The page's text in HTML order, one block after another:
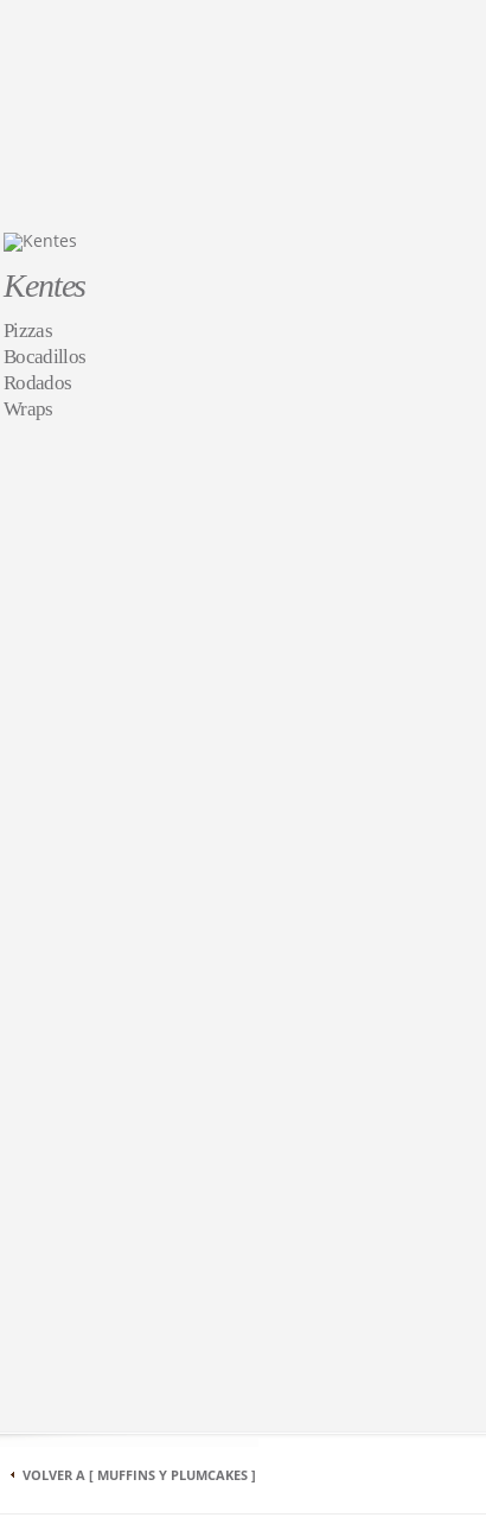
Kentes
Pizzas
Bocadillos
Rodados
Wraps
VOLVER A [ MUFFINS Y PLUMCAKES ]